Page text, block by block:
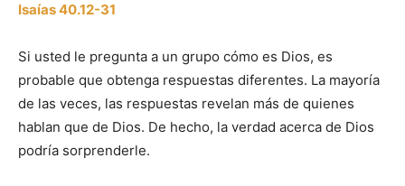
Isaías 40.12-31
Si usted le pregunta a un grupo cómo es Dios, es
probable que obtenga respuestas diferentes. La mayoría
de las veces, las respuestas revelan más de quienes
hablan que de Dios. De hecho, la verdad acerca de Dios
podría sorprenderle.